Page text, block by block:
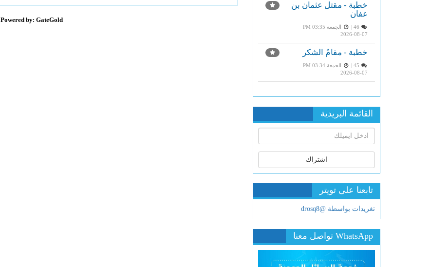
خطبة - مقتل عثمان بن
عفان
الجمعة PM 03:35
2026-08-07
خطبة - مقامُ الشكر
الجمعة PM 03:34
2026-08-07
القائمة البريدية
اشتراك
تابعنا على تويتر
تغريدات بواسطة @drosq8
WhatsApp تواصل معنا
Powered by: GateGold